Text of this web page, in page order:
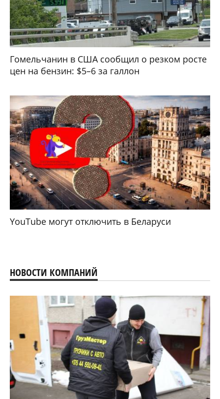
Гомельчанин в США сообщил о резком росте
цен на бензин: $5–6 за галлон
YouTube могут отключить в Беларуси
НОВОСТИ КОМПАНИЙ